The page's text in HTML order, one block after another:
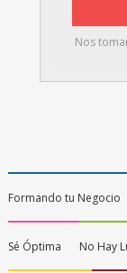
Nos
Formando tu Negocio
Sé Óptima No Hay